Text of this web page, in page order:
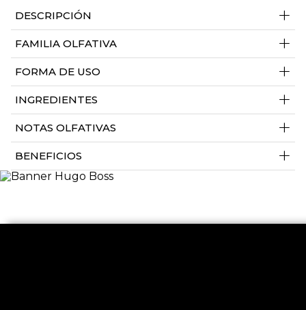
DESCRIPCIÓN +
FAMILIA OLFATIVA +
FORMA DE USO +
INGREDIENTES +
NOTAS OLFATIVAS +
BENEFICIOS +